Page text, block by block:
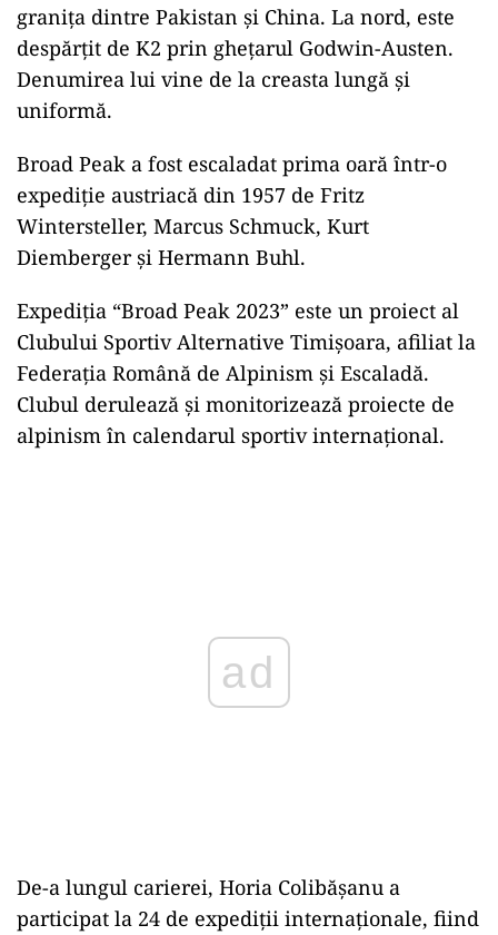
graniţa dintre Pakistan şi China. La nord, este
despărţit de K2 prin gheţarul Godwin-Austen.
Denumirea lui vine de la creasta lungă şi
uniformă.
Broad Peak a fost escaladat prima oară într-o
expediţie austriacă din 1957 de Fritz
Wintersteller, Marcus Schmuck, Kurt
Diemberger şi Hermann Buhl.
Expediţia “Broad Peak 2023” este un proiect al
Clubului Sportiv Alternative Timişoara, afiliat la
Federaţia Română de Alpinism şi Escaladă.
Clubul derulează şi monitorizează proiecte de
alpinism în calendarul sportiv internaţional.
ad
De-a lungul carierei, Horia Colibăşanu a
participat la 24 de expediţii internaţionale, fiind